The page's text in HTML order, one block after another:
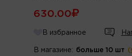
630.00
В избранное
В магазине: больше 10 шт